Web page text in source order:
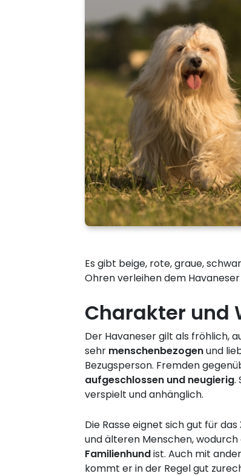
Es gibt beige, rote, graue,
Ohren verleihen dem
Charakter und
Der Havaneser gilt als fröhlich,
sehr menschenbezogenund
Bezugsperson. Fremden
aufgeschlossen und neugierig.
verspielt und anhänglich.
Die Rasse eignet sich gut für das
und älteren Menschen,
Familienhundist. Auch mit
kommt er in der Regel gut